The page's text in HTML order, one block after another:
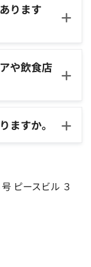
ります
や飲食店
ますか。
ピースビル ３